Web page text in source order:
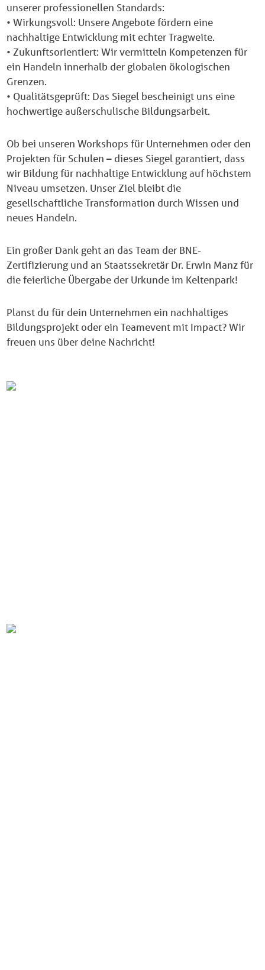
unserer professionellen Standards:
• Wirkungsvoll: Unsere Angebote fördern eine
nachhaltige Entwicklung mit echter Tragweite.
• Zukunftsorientiert: Wir vermitteln Kompetenzen für
ein Handeln innerhalb der globalen ökologischen
Grenzen.
• Qualitätsgeprüft: Das Siegel bescheinigt uns eine
hochwertige außerschulische Bildungsarbeit.
Ob bei unseren Workshops für Unternehmen oder den
Projekten für Schulen – dieses Siegel garantiert, dass
wir Bildung für nachhaltige Entwicklung auf höchstem
Niveau umsetzen. Unser Ziel bleibt die
gesellschaftliche Transformation durch Wissen und
neues Handeln.
Ein großer Dank geht an das Team der BNE-
Zertifizierung und an Staatssekretär Dr. Erwin Manz für
die feierliche Übergabe der Urkunde im Keltenpark!
Planst du für dein Unternehmen ein nachhaltiges
Bildungsprojekt oder ein Teamevent mit Impact? Wir
freuen uns über deine Nachricht!